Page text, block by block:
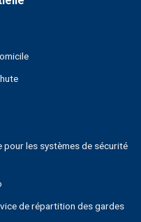
les systèmes de sécurité
de répartition des gardes